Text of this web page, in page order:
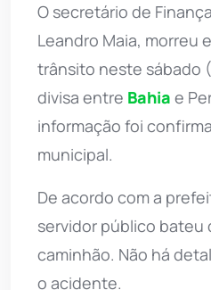
O secretário de
Leandro Maia, morreu
trânsito neste sábado
divisa entre Bahia e
informação foi
municipal.
De acordo com a
servidor público bateu
caminhão. Não há
o acidente.